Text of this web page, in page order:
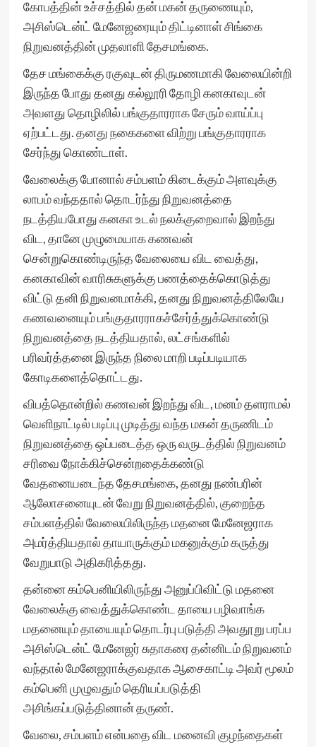
கோபத்தின் உச்சத்தில் தன் மகன் தருணையும்,
அசிஸ்டென்ட் மேனேஜரையும் திட்டினாள் சிங்கை
நிறுவனத்தின் முதலாளி தேசமங்கை.
தேச மங்கைக்கு ரகுவுடன் திருமணமாகி வேலையின்றி
இருந்த போது தனது கல்லூரி தோழி கனகாவுடன்
அவளது தொழிலில் பங்குதாரராக சேரும் வாய்ப்பு
ஏற்பட்டது. தனது நகைகளை விற்று பங்குதாரராக
சேர்ந்து கொண்டாள்.
வேலைக்கு போனால் சம்பளம் கிடைக்கும் அளவுக்கு
லாபம் வந்ததால் தொடர்ந்து நிறுவனத்தை
நடத்தியபோது கனகா உடல் நலக்குறைவால் இறந்து
விட, தானே முழுமையாக கணவன்
சென்றுகொண்டிருந்த வேலையை விட வைத்து,
கனகாவின் வாரிசுகளுக்கு பணத்தைக்கொடுத்து
விட்டு தனி நிறுவனமாக்கி, தனது நிறுவனத்திலேயே
கணவனையும் பங்குதாரராகச்சேர்த்துக்கொண்டு
நிறுவனத்தை நடத்தியதால், லட்சங்களில்
பரிவர்த்தனை இருந்த நிலை மாறி படிப்படியாக
கோடிகளைத்தொட்டது.
விபத்தொன்றில் கணவன் இறந்து விட, மனம் தளராமல்
வெளிநாட்டில் படிப்பு முடித்து வந்த மகன் தருணிடம்
நிறுவனத்தை ஒப்படைத்த ஒரு வருடத்தில் நிறுவனம்
சரிவை நோக்கிச்சென்றதைக்கண்டு
வேதனையடைந்த தேசமங்கை, தனது நண்பரின்
ஆலோசனையுடன் வேறு நிறுவனத்தில், குறைந்த
சம்பளத்தில் வேலையிலிருந்த மதனை மேனேஜராக
அமர்த்தியதால் தாயாருக்கும் மகனுக்கும் கருத்து
வேறுபாடு அதிகரித்தது.
தன்னை கம்பெனியிலிருந்து அனுப்பிவிட்டு மதனை
வேலைக்கு வைத்துக்கொண்ட தாயை பழிவாங்க
மதனையும் தாயையும் தொடர்பு படுத்தி அவதூறு பரப்ப
அசிஸ்டென்ட் மேனேஜர் சுதாகரை தன்னிடம் நிறுவனம்
வந்தால் மேனேஜராக்குவதாக ஆசைகாட்டி அவர் மூலம்
கம்பெனி முழுவதும் தெரியப்படுத்தி
அசிங்கப்படுத்தினான் தருண்.
வேலை, சம்பளம் என்பதை விட மனைவி குழந்தைகள்